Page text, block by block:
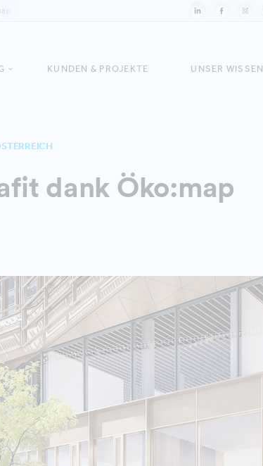
KUNDEN & PROJEKTE UNSER WISSEN
dank Öko:map